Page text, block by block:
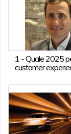
1-Quale 2025
customer